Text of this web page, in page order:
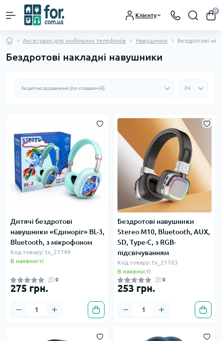
Клієнту
0
Аксесуари для мобільних телефонів Навушники Бездротові
Бездротові накладні навушники
Дитячі бездротові
навушники «Єдиноріг» BL-3,
Bluetooth, з мікрофоном
Код товару: tx_21749
В наявності
0
275 грн.
Бездротові навушники
Stereo M10, Bluetooth, AUX,
SD, Type-C, з RGB-
підсвічуванням
Код товару: tx_21763
В наявності
0
253 грн.